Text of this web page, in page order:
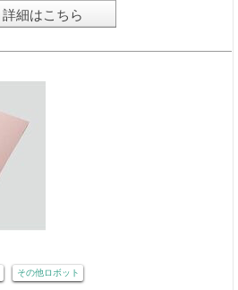
詳細はこちら
その他ロボット